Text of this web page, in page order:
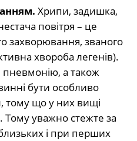
Хрипи, задишка,
повітря – це
захворювання, званого
хвороба легенів).
пневмонію, а також
бути особливо
тому що у них вищі
уважно стежте за
і при перших